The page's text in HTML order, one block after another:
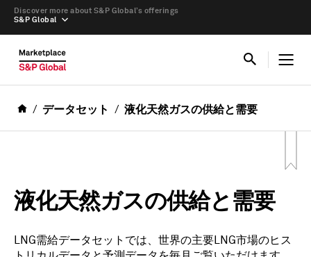
S&P Global
Discover more about S&P Global’s offerings
データセット 液化天然ガスの供給と需要
液化天然ガスの供給と需要
LNG需給データセットでは、世界の主要LNG市場のヒス